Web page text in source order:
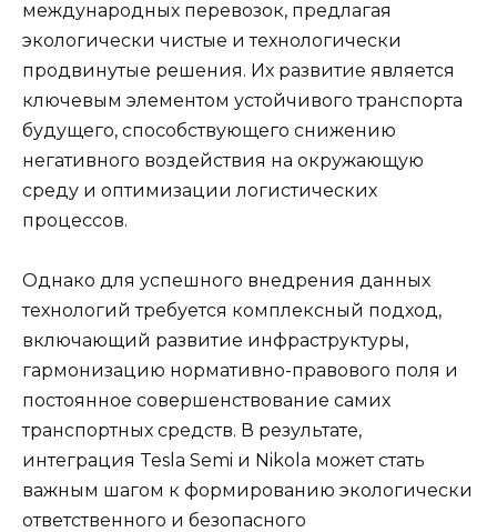
международных перевозок, предлагая
экологически чистые и технологически
продвинутые решения. Их развитие является
ключевым элементом устойчивого транспорта
будущего, способствующего снижению
негативного воздействия на окружающую
среду и оптимизации логистических
процессов.
Однако для успешного внедрения данных
технологий требуется комплексный подход,
включающий развитие инфраструктуры,
гармонизацию нормативно-правового поля и
постоянное совершенствование самих
транспортных средств. В результате,
интеграция Tesla Semi и Nikola может стать
важным шагом к формированию экологически
ответственного и безопасного